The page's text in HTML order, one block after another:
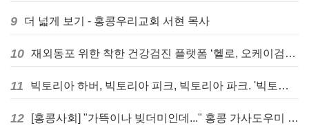
9 더 넓게 보기 - 홍콩우리교회 서현 목사
10 재외동포 위한 착한 건강검진 플랫폼 ‘헬로, 오케이검진’ 서비스 개시
11 빅토리아 하버, 빅토리아 피크, 빅토리아 파크. '빅토리아’의 이름은 어떻게 온 걸까? - [이승권 원장의 생활칼럼]
12 [홍콩사회] "가뜩이나 빚더미인데..." 홍콩 가사도우미 대출 전면 금지 촉구